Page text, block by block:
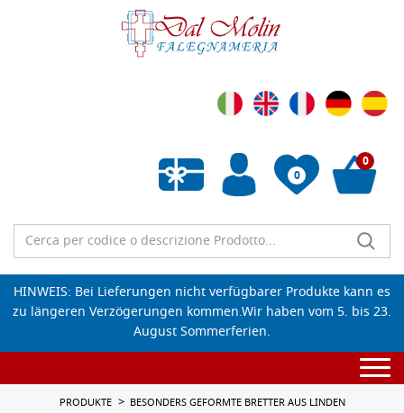
0
Wunschliste leeren
0
HINWEIS: Bei Lieferungen nicht verfügbarer Produkte kann es
zu längeren Verzögerungen kommen.Wir haben vom 5. bis 23.
August Sommerferien.
PRODUKTE
BESONDERS GEFORMTE BRETTER AUS LINDEN